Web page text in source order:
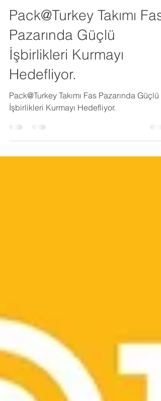
Globrand Strateji ve Danışmanlık
24 Nis 2015
1 dakikada okunur
Pack@Turkey Takımı Fas
Pazarında Güçlü
İşbirlikleri Kurmayı
Hedefliyor.
Pack@Turkey Takımı Fas Pazarında Güçlü
İşbirlikleri Kurmayı Hedefliyor.